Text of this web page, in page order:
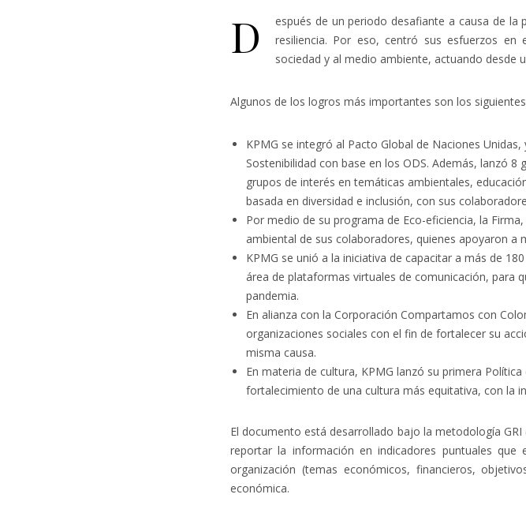
D
espués de un periodo desafiante a causa de la
resiliencia. Por eso, centró sus esfuerzos
sociedad y al medio ambiente, actuando desde
Algunos de los logros más importantes son los
KPMG se integró al Pacto Global de Naciones
Sostenibilidad con base en los ODS. Además, lanzó
grupos de interés en temáticas ambientales,
basada en diversidad e inclusión, con sus
Por medio de su programa de Eco-eficiencia, la
ambiental de sus colaboradores, quienes apoyaron a
​​KPMG se unió a la iniciativa de capacitar a más de
área de plataformas virtuales de comunicación, para
pandemia.
En alianza con la Corporación Compartamos con
organizaciones sociales con el fin de fortalecer su
misma causa.
En materia de cultura, KPMG lanzó su primera
fortalecimiento de una cultura más equitativa, con la
El documento está desarrollado bajo la metodología GRI
reportar la información en indicadores puntuales
organización (temas económicos, financieros,
económica.